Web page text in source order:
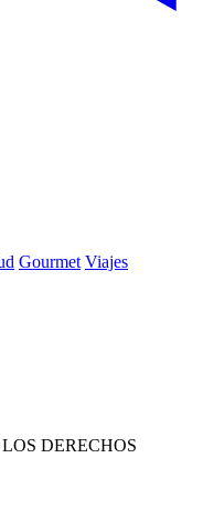
Gourmet Viajes
DERECHOS